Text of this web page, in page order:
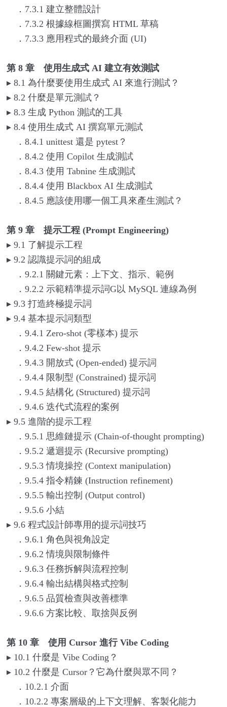
．7.3.1 建立整體設計
．7.3.2 根據線框圖撰寫 HTML 草稿
．7.3.3 應用程式的最終介面 (UI)
第 8 章 使用生成式 AI 建立有效測試
▸ 8.1 為什麼要使用生成式 AI 來進行測試？
▸ 8.2 什麼是單元測試？
▸ 8.3 生成 Python 測試的工具
▸ 8.4 使用生成式 AI 撰寫單元測試
．8.4.1 unittest 還是 pytest？
．8.4.2 使用 Copilot 生成測試
．8.4.3 使用 Tabnine 生成測試
．8.4.4 使用 Blackbox AI 生成測試
．8.4.5 應該使用哪一個工具來產生測試？
第 9 章 提示工程 (Prompt Engineering)
▸ 9.1 了解提示工程
▸ 9.2 認識提示詞的組成
．9.2.1 關鍵元素：上下文、指示、範例
．9.2.2 示範精準提示詞G以 MySQL 連線為例
▸ 9.3 打造終極提示詞
▸ 9.4 基本提示詞類型
．9.4.1 Zero-shot (零樣本) 提示
．9.4.2 Few-shot 提示
．9.4.3 開放式 (Open-ended) 提示詞
．9.4.4 限制型 (Constrained) 提示詞
．9.4.5 結構化 (Structured) 提示詞
．9.4.6 迭代式流程的案例
▸ 9.5 進階的提示工程
．9.5.1 思維鏈提示 (Chain-of-thought prompting)
．9.5.2 遞迴提示 (Recursive prompting)
．9.5.3 情境操控 (Context manipulation)
．9.5.4 指令精鍊 (Instruction refinement)
．9.5.5 輸出控制 (Output control)
．9.5.6 小結
▸ 9.6 程式設計師專用的提示詞技巧
．9.6.1 角色與視角設定
．9.6.2 情境與限制條件
．9.6.3 任務拆解與流程控制
．9.6.4 輸出結構與格式控制
．9.6.5 品質檢查與改善標準
．9.6.6 方案比較、取捨與反例
第 10 章 使用 Cursor 進行 Vibe Coding
▸ 10.1 什麼是 Vibe Coding？
▸ 10.2 什麼是 Cursor？它為什麼與眾不同？
．10.2.1 介面
．10.2.2 專案層級的上下文理解、客製化能力